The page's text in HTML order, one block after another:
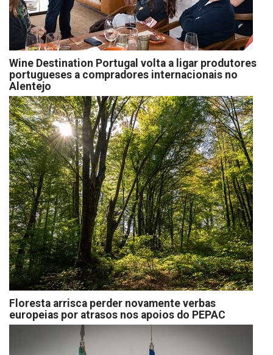
Wine Destination Portugal volta a ligar produtores
portugueses a compradores internacionais no
Alentejo
Floresta arrisca perder novamente verbas
europeias por atrasos nos apoios do PEPAC